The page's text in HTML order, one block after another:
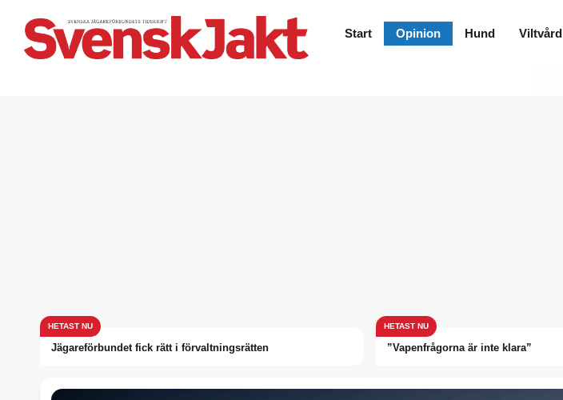
Start Opinion Hund Viltvård
Jägareförbundet fick rätt i förvaltningsrätten ”Vapenfrågorna är inte klara”